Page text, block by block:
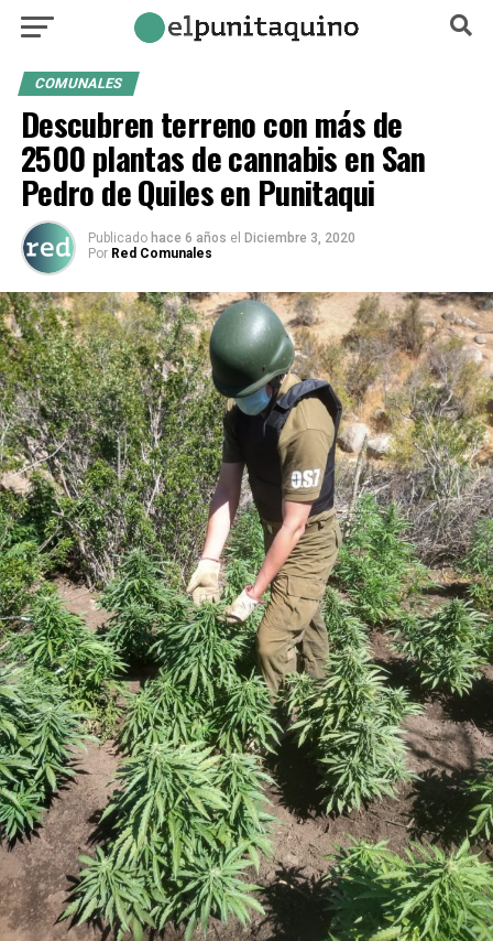
COMUNALES
Descubren terreno con más de
2500 plantas de cannabis en San
Pedro de Quiles en Punitaqui
Publicado hace 6 años el Diciembre 3, 2020
Por Red Comunales